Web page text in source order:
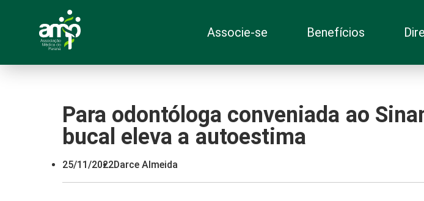
Associe-se Benefícios
Para odontóloga conveniada ao
bucal eleva a autoestima
25/11/2022Darce Almeida